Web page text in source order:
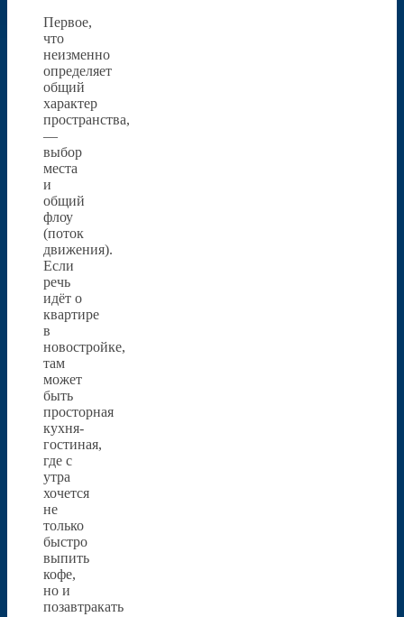
Первое,
что
неизменно
определяет
общий
характер
пространства,
—
выбор
места
и
общий
флоу
(поток
движения).
Если
речь
идёт о
квартире
в
новостройке,
там
может
быть
просторная
кухня-
гостиная,
где с
утра
хочется
не
только
быстро
выпить
кофе,
но и
позавтракать